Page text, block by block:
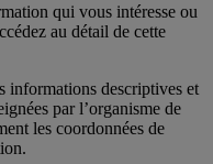
qui vous intéresse ou
au détail de cette
informations descriptives et
par l’organisme de
les coordonnées de